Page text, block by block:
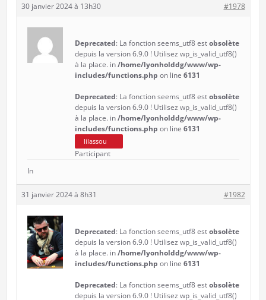
30 janvier 2024 à 13h30 #1978
Deprecated: La fonction seems_utf8 estobsolète
depuis la version 6.9.0 ! Utilisez wp_is_valid_utf8()
à la place. in/home/lyonholddg/www/wp-
includes/functions.php on line 6131
Deprecated: La fonction seems_utf8 estobsolète
depuis la version 6.9.0 ! Utilisez wp_is_valid_utf8()
à la place. in/home/lyonholddg/www/wp-
includes/functions.php on line 6131
lilassou
Participant
In
31 janvier 2024 à 8h31 #1982
Deprecated: La fonction seems_utf8 estobsolète
depuis la version 6.9.0 ! Utilisez wp_is_valid_utf8()
à la place. in/home/lyonholddg/www/wp-
includes/functions.php on line 6131
Deprecated: La fonction seems_utf8 estobsolète
depuis la version 6.9.0 ! Utilisez wp_is_valid_utf8()